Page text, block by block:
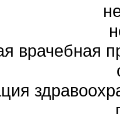
врачебная